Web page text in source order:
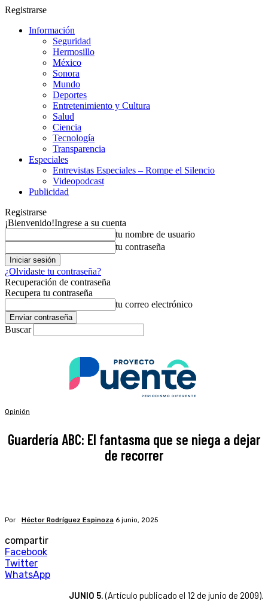
Registrarse
Información
Seguridad
Hermosillo
México
Sonora
Mundo
Deportes
Entretenimiento y Cultura
Salud
Ciencia
Tecnología
Transparencia
Especiales
Entrevistas Especiales – Rompe el Silencio
Videopodcast
Publicidad
Registrarse
¡Bienvenido!Ingrese a su cuenta
tu nombre de usuario
tu contraseña
¿Olvidaste tu contraseña?
Recuperación de contraseña
Recupera tu contraseña
tu correo electrónico
Buscar
Opinión
Guardería ABC: El fantasma que se niega a dejar
de recorrer
Por Héctor Rodríguez Espinoza 6 junio, 2025
compartir
Facebook
Twitter
WhatsApp
JUNIO 5.(Artículo publicado el 12 de junio de 2009).